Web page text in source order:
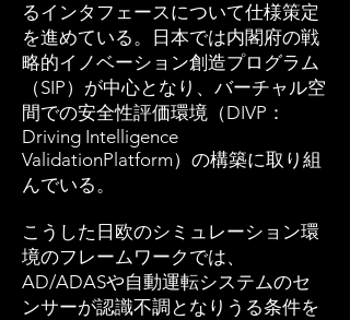
るインタフェースについて仕様策定
を進めている。日本では内閣府の戦
略的イノベーション創造プログラム
（SIP）が中心となり、バーチャル空
間での安全性評価環境（DIVP：
Driving Intelligence
ValidationPlatform）の構築に取り組
んでいる。
こうした日欧のシミュレーション環
境のフレームワークでは、
AD/ADASや自動運転システムのセ
ンサーが認識不調となりうる条件を